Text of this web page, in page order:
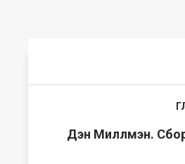
Дэн Миллмэн.